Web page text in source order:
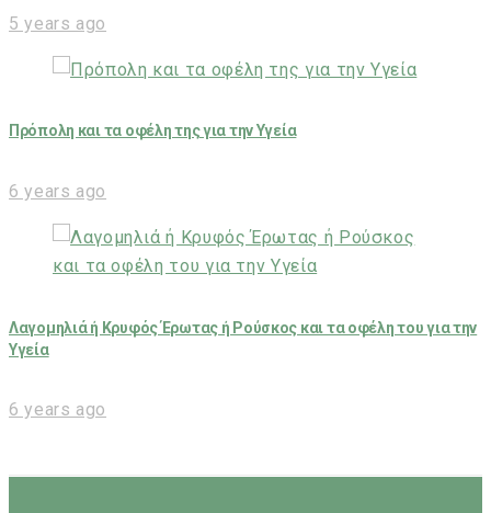
5 years ago
Πρόπολη και τα οφέλη της για την Υγεία
6 years ago
Λαγομηλιά ή Κρυφός Έρωτας ή Ρούσκος και τα οφέλη του για την
Υγεία
6 years ago